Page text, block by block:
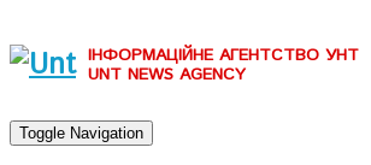
ІНФОРМАЦІЙНЕ АГЕНТСТВО УНТ
UNT NEWS AGENCY
Toggle Navigation